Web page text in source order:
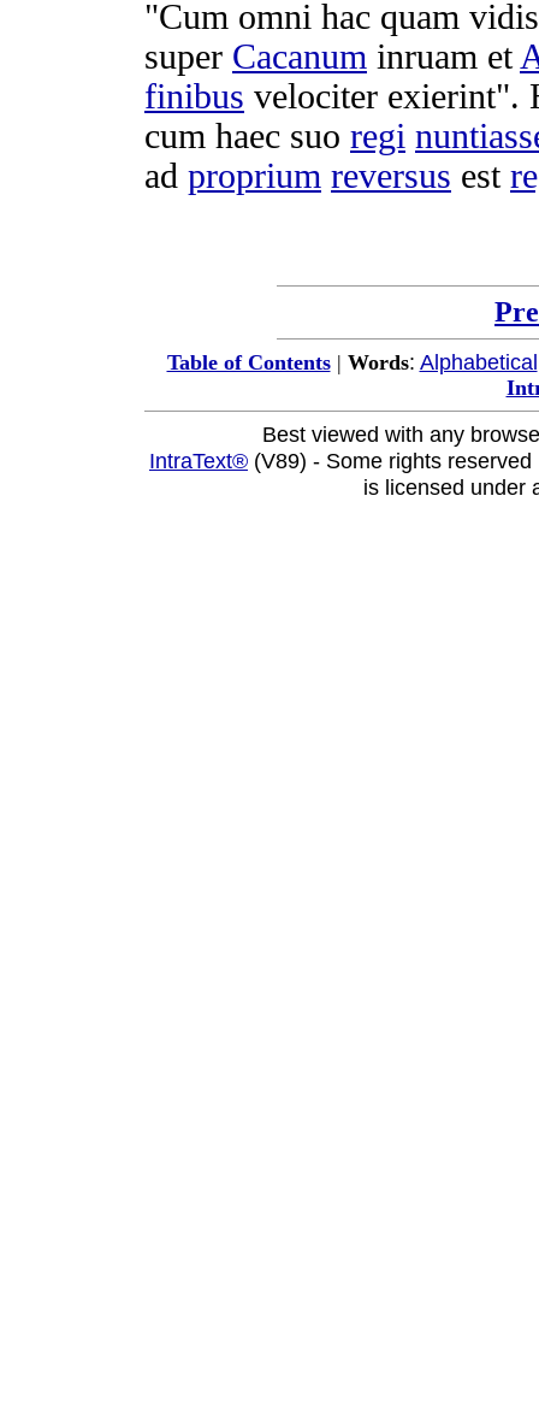
"Cum omni hac quam
super Cacanum inruam et
finibus velociter exierint".
cum haec suo regi
ad proprium reversus est
Table of Contents| Words: Alphabetical
Best viewed with any
IntraText® (V89) - Some rights
is licensed under